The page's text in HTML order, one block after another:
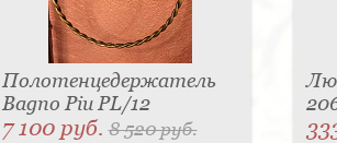
Полотенцедержатель
Bagno Piu PL/12
7 100 руб.8 520 руб.